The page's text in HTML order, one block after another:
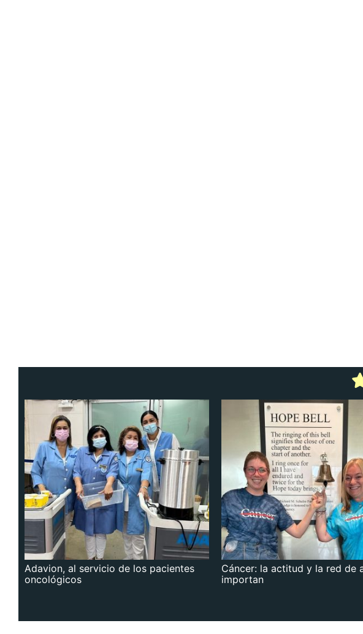
Adavion, al servicio de los pacientes
oncológicos
Cáncer: la actitud y la red de
importan